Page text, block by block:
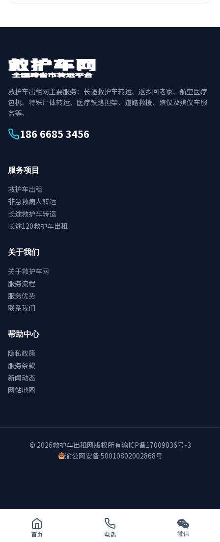
救护车出租网主要服务：长途救护车转运、返乡回老家、航空医疗
包机、特殊尸体转运、医疗铁路担架、道路救援、殡仪及殡仪车服
务等。
186 6685 3456
服务项目
救护车出租
非急救病人转运
长途救护车转运
长途120救护车出租
关于我们
关于救护车网
服务流程
服务优势
联系我们
帮助中心
隐私政策
服务条款
新闻动态
网站地图
© 2026救护车出租网版权所有渝ICP备17009836号-3
渝公网安备 50010802002868号
首页 电话 微信